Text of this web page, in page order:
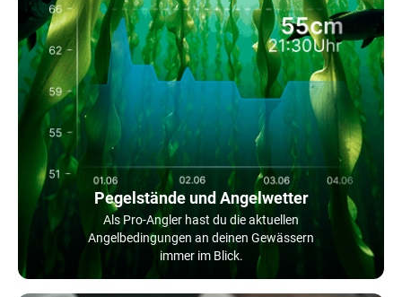
Pegelstände und Angelwetter
Als Pro-Angler hast du die aktuellen
Angelbedingungen an deinen Gewässern
immer im Blick.